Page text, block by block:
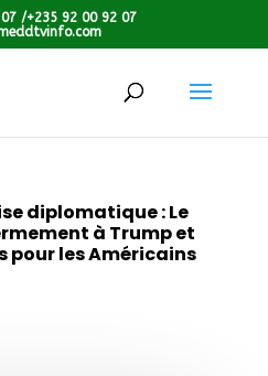
/+235 92 00 92 07
diplomatique : Le
à Trump et
pour les Américains